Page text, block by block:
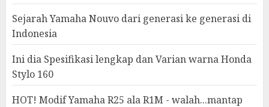
Sejarah Yamaha Nouvo dari generasi ke generasi di
Indonesia
Ini dia Spesifikasi lengkap dan Varian warna Honda
Stylo 160
HOT! Modif Yamaha R25 ala R1M - walah...mantap